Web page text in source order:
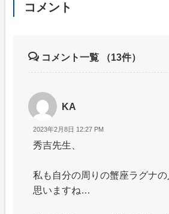
コメント
コメント一覧 （13件）
KA
2023年2月8日 12:27 PM
秀吉先生、
私も自分の周りの蟹座ラグナの
思いますね…